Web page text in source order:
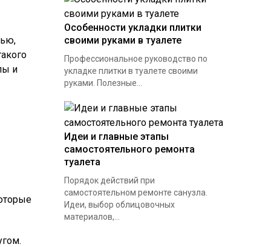
и
Особенности укладки плитки
своими руками в туалете
Профессиональное руководство по
укладке плитки в туалете своими
руками. Полезные...
Идеи и главные этапы
самостоятельного ремонта
туалета
Порядок действий при
самостоятельном ремонте санузла.
Идеи, выбор облицовочных
материалов,...